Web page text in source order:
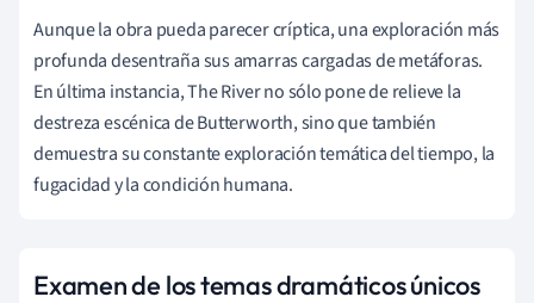
Aunque la obra pueda parecer críptica, una exploración más
profunda desentraña sus amarras cargadas de metáforas.
En última instancia, The River no sólo pone de relieve la
destreza escénica de Butterworth, sino que también
demuestra su constante exploración temática del tiempo, la
fugacidad y la condición humana.
Examen de los temas dramáticos únicos